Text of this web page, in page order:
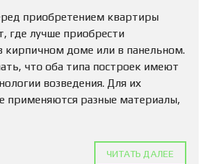
приобретением квартиры
где лучше приобрести
доме или в панельном.
что оба типа построек имеют
возведения. Для их
применяются разные материалы,
ЧИТАТЬ ДАЛЕЕ